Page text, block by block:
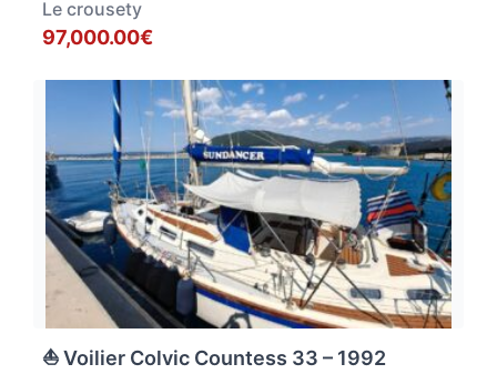
Le crousety
97,000.00€
⛵ Voilier Colvic Countess 33 – 1992